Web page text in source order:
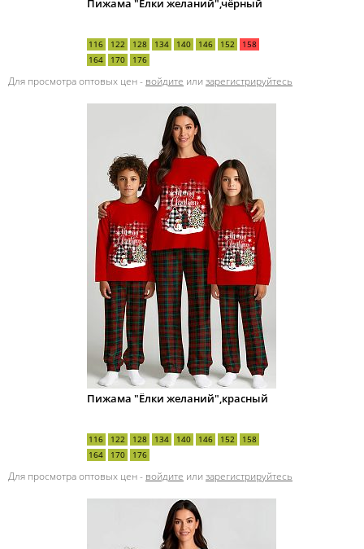
Пижама "Ёлки желаний",чёрный
116 122 128 134 140 146 152
158
164
170 176
Для просмотра оптовых цен - войдите или зарегистрируйтесь
Пижама "Ёлки желаний",красный
116 122 128 134 140 146 152
158
164
170 176
Для просмотра оптовых цен - войдите или зарегистрируйтесь